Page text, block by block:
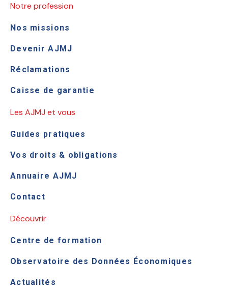
Notre profession
Nos missions
Devenir AJMJ
Réclamations
Caisse de garantie
Les AJMJ et vous
Guides pratiques
Vos droits & obligations
Annuaire AJMJ
Contact
Découvrir
Centre de formation
Observatoire des Données Économiques
Actualités